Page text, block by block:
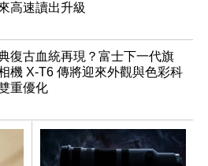
高速讀出升級
復古血統再現？富士下一代旗
機 X-T6 傳將迎來外觀與色彩科
重優化